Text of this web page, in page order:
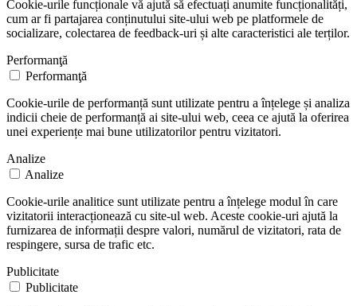
Cookie-urile funcționale vă ajută să efectuați anumite funcționalități,
cum ar fi partajarea conținutului site-ului web pe platformele de
socializare, colectarea de feedback-uri și alte caracteristici ale terților.
Performanţă
Performanţă
Cookie-urile de performanță sunt utilizate pentru a înțelege și analiza
indicii cheie de performanță ai site-ului web, ceea ce ajută la oferirea
unei experiențe mai bune utilizatorilor pentru vizitatori.
Analize
Analize
Cookie-urile analitice sunt utilizate pentru a înțelege modul în care
vizitatorii interacționează cu site-ul web. Aceste cookie-uri ajută la
furnizarea de informații despre valori, numărul de vizitatori, rata de
respingere, sursa de trafic etc.
Publicitate
Publicitate